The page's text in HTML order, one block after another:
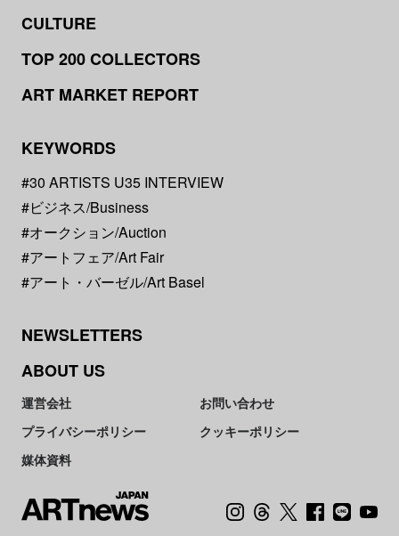
CULTURE
TOP 200 COLLECTORS
ART MARKET REPORT
KEYWORDS
#30 ARTISTS U35 INTERVIEW
#ビジネス/Business
#オークション/Auction
#アートフェア/Art Fair
#アート・バーゼル/Art Basel
NEWSLETTERS
ABOUT US
運営会社
お問い合わせ
プライバシーポリシー
クッキーポリシー
媒体資料